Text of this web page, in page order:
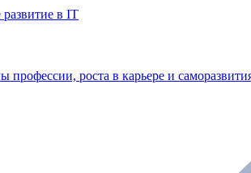
в IT
профессии, роста в карьере и